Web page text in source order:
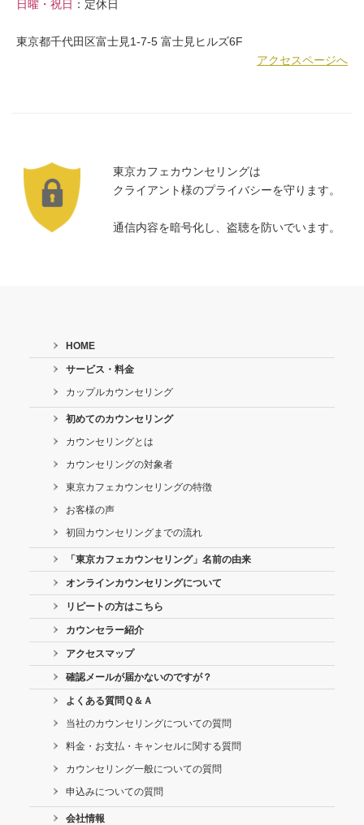
日曜・祝日 ：定休日
東京都千代田区富士見1-7-5 富士見ヒルズ6F
アクセスページへ
東京カフェカウンセリングは
クライアント様のプライバシーを守ります。
通信内容を暗号化し、盗聴を防いでいます。
HOME
サービス・料金
カップルカウンセリング
初めてのカウンセリング
カウンセリングとは
カウンセリングの対象者
東京カフェカウンセリングの特徴
お客様の声
初回カウンセリングまでの流れ
「東京カフェカウンセリング」名前の由来
オンラインカウンセリングについて
リピートの方はこちら
カウンセラー紹介
アクセスマップ
確認メールが届かないのですが？
よくある質問Ｑ＆Ａ
当社のカウンセリングについての質問
料金・お支払・キャンセルに関する質問
カウンセリング一般についての質問
申込みについての質問
会社情報